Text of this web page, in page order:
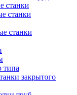
станки
станки
станки
типа
закрытого